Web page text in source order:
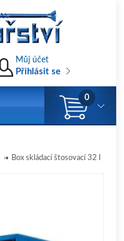
Můj účet
Přihlásit se
0
Box skládací štosovací 32 l